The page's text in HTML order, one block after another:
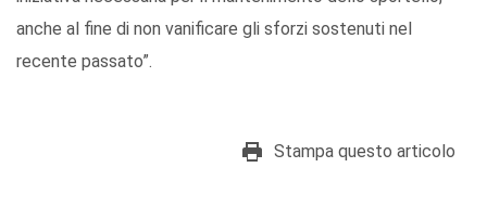
anche al fine di non vanificare gli sforzi sostenuti nel
recente passato”.
Stampa questo articolo